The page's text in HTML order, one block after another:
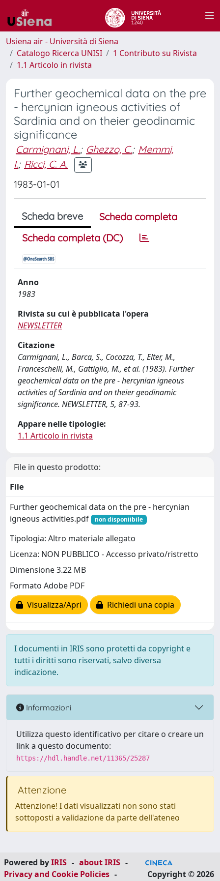
Usiena air - Università di Siena
Catalogo Ricerca UNISI
1 Contributo su Rivista
1.1 Articolo in rivista
Further geochemical data on the pre
- hercynian igneous activities of
Sardinia and on theier geodinamic
significance
Carmignani, L.; Ghezzo, C.; Memmi,
I.; Ricci, C. A.
1983-01-01
Scheda breve
Scheda completa
Scheda completa (DC)
Anno
1983
Rivista su cui è pubblicata l'opera
NEWSLETTER
Citazione
Carmignani, L., Barca, S., Cocozza, T., Elter, M.,
Franceschelli, M., Gattiglio, M., et al. (1983). Further
geochemical data on the pre - hercynian igneous
activities of Sardinia and on theier geodinamic
significance. NEWSLETTER, 5, 87-93.
Appare nelle tipologie:
1.1 Articolo in rivista
File in questo prodotto:
File
Further geochemical data on the pre - hercynian
igneous activities.pdf
non disponiibile
Tipologia: Altro materiale allegato
Licenza: NON PUBBLICO - Accesso privato/ristretto
Dimensione 3.22 MB
Formato Adobe PDF
Visualizza/Apri
Richiedi una copia
I documenti in IRIS sono protetti da copyright e
tutti i diritti sono riservati, salvo diversa
indicazione.
Informazioni
Utilizza questo identificativo per citare o creare un
link a questo documento:
https://hdl.handle.net/11365/25287
Attenzione
Attenzione! I dati visualizzati non sono stati
sottoposti a validazione da parte dell'ateneo
Powered byIRIS - about IRIS -
Privacy and Cookie Policies -
Copyright © 2026